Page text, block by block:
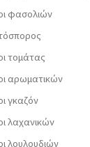
φασολιών
τομάτας
αρωματικών
γκαζόν
λαχανικών
λουλουδιών